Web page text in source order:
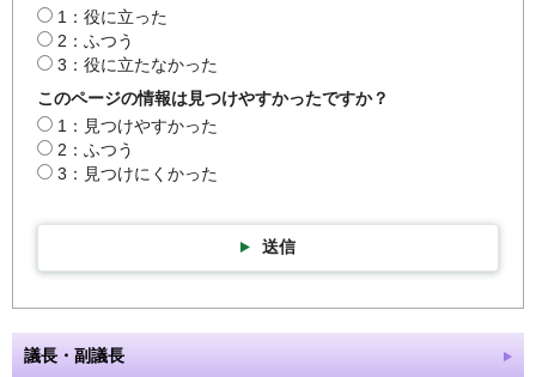
1：役に立った
2：ふつう
3：役に立たなかった
このページの情報は見つけやすかったですか？
1：見つけやすかった
2：ふつう
3：見つけにくかった
送信
議長・副議長